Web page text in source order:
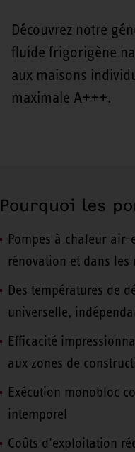
Découvrez notre
fluide frigorigène
aux maisons
maximale A+++.
Pourquoi les
Pompes à chaleur air-
rénovation et dans
Des températures de
universelle,
Efficacité
aux zones de
Exécution monobloc
intemporel
Coûts d’exploitation